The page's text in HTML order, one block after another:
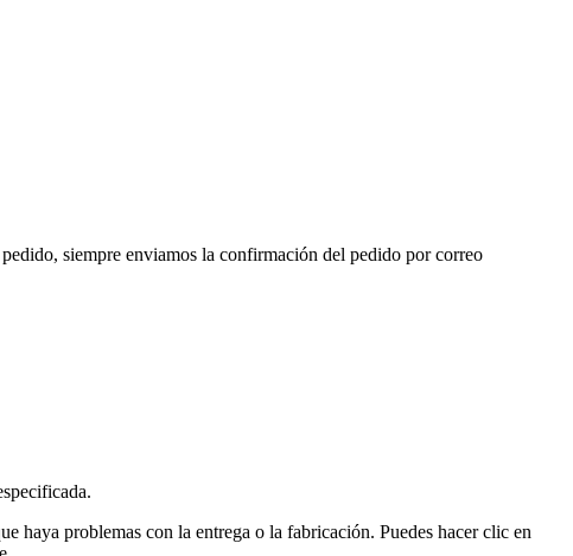
siempre enviamos la confirmación del pedido por correo
haya problemas con la entrega o la fabricación. Puedes hacer clic en